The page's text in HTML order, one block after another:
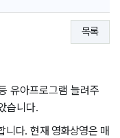
목록
유아프로그램 늘려주
습니다.
니다.현재 영화상영은 매